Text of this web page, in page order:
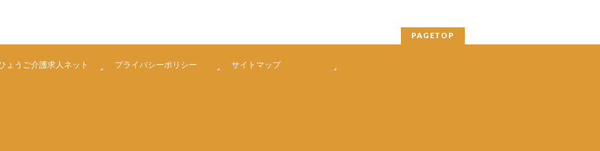
PAGETOP
ょうご介護求人ネット プライバシーポリシー サイトマップ